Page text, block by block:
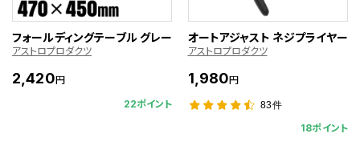
フォールディングテーブル グレー
アストロプロダクツ
2,420円
22ポイント
オートアジャスト ネジプライヤー
アストロプロダクツ
1,980円
83件
18ポイント